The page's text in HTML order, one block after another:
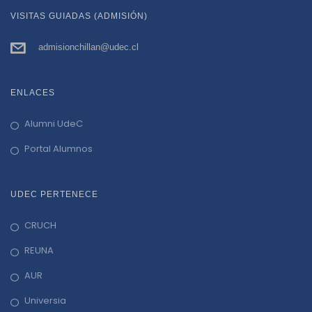
g
t
i
o
n
VISITAS GUIADAS (ADMISIÓN)
admisionchillan@udec.cl
ENLACES
Alumni UdeC
Portal Alumnos
UDEC PERTENECE
CRUCH
REUNA
AUR
Universia